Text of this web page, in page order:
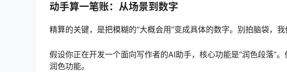
动手算一笔账：从场景到数字
精算的关键，是把模糊的“大概会用”变成具体的数字。别拍脑袋，我
假设你正在开发一个面向写作者的AI助手，核心功能是“润色段落”
润色功能。